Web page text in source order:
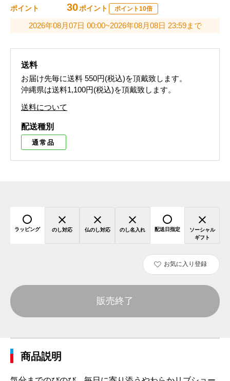
ポイント 30ポイント ポイント10倍
2026年08月07日 00:00~2026年08月08日 23:59まで
送料
お届け先毎に送料 550円(税込)を頂戴致します。
沖縄県は送料1,100円(税込)を頂戴致します。
送料について
配送種別
通常品
ラッピング のし対応 仏のし対応 のし名入れ 配送日指定
ソーシャル
ギフト
お気に入り登録
販売終了
商品説明